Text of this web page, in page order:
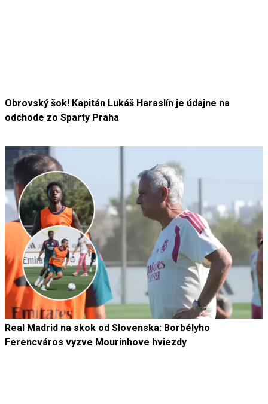
Obrovský šok! Kapitán Lukáš Haraslín je údajne na
odchode zo Sparty Praha
Real Madrid na skok od Slovenska: Borbélyho
Ferencváros vyzve Mourinhove hviezdy